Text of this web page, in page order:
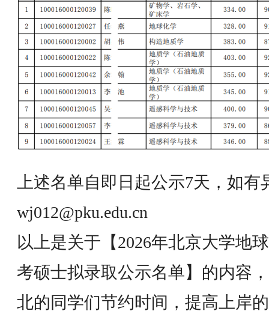
上述名单自即日起公示7天，如有
wj012@pku.edu.cn
以上是关于【2026年北京大学地
考硕士拟录取公示名单】的内容
北的同学们节约时间，提高上岸